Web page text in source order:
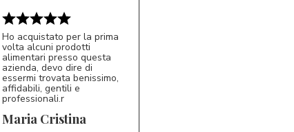
5/5
Ho acquistato per la prima
volta alcuni prodotti
alimentari presso questa
azienda, devo dire di
essermi trovata benissimo,
affidabili, gentili e
professionali.r
Maria Cristina